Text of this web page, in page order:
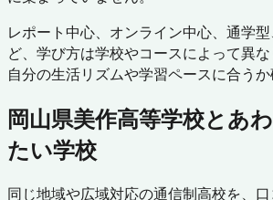
レポート中心、オンライン中心、通学
ど、学び方は学校やコースによって異な
自分の生活リズムや学習ペースに合うか
岡山県美作高等学校とあ
たい学校
同じ地域や広域対応の通信制高校を、